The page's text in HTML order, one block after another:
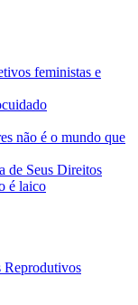
feministas e
não é o mundo que
de Seus Direitos
é laico
Reprodutivos